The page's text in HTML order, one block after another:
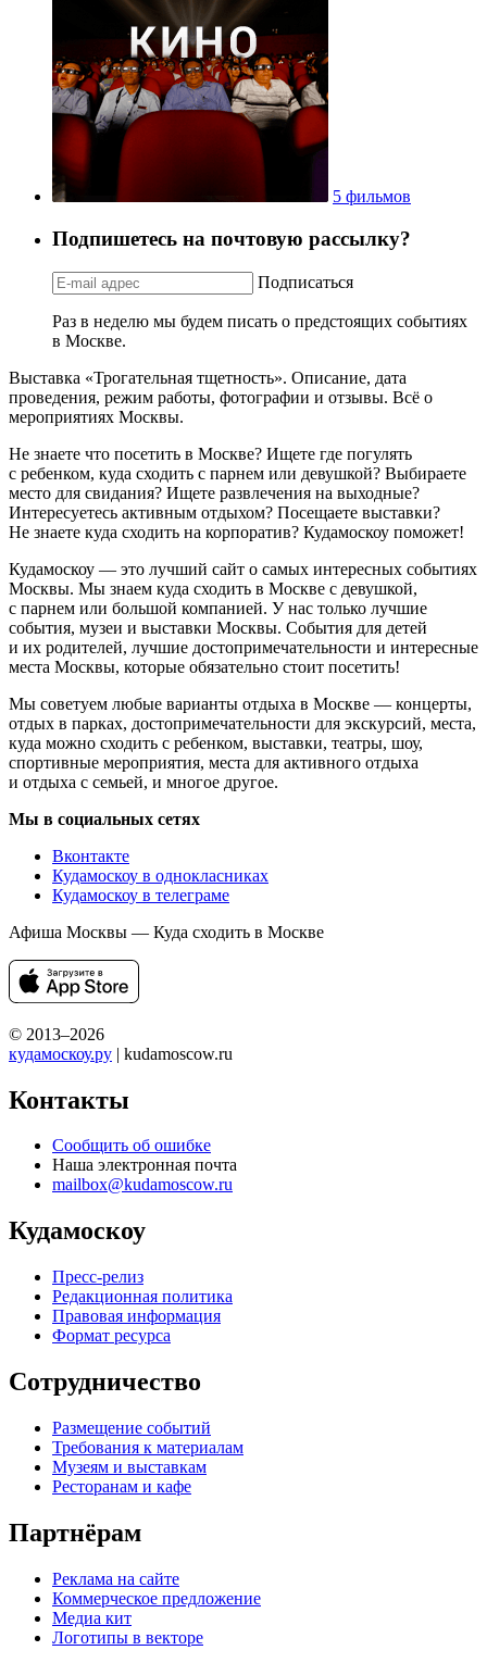
5 фильмов
Подпишетесь на почтовую рассылку?
Подписаться
Раз в неделю мы будем писать о предстоящих событиях
в Москве.
Выставка «Трогательная тщетность». Описание, дата
проведения, режим работы, фотографии и отзывы. Всё о
мероприятиях Москвы.
Не знаете что посетить в Москве? Ищете где погулять
с ребенком, куда сходить с парнем или девушкой? Выбираете
место для свидания? Ищете развлечения на выходные?
Интересуетесь активным отдыхом? Посещаете выставки?
Не знаете куда сходить на корпоратив? Кудамоскоу поможет!
Кудамоскоу — это лучший сайт о самых интересных событиях
Москвы. Мы знаем куда сходить в Москве с девушкой,
с парнем или большой компанией. У нас только лучшие
события, музеи и выставки Москвы. События для детей
и их родителей, лучшие достопримечательности и интересные
места Москвы, которые обязательно стоит посетить!
Мы советуем любые варианты отдыха в Москве — концерты,
отдых в парках, достопримечательности для экскурсий, места,
куда можно сходить с ребенком, выставки, театры, шоу,
спортивные мероприятия, места для активного отдыха
и отдыха с семьей, и многое другое.
Мы в социальных сетях
Вконтакте
Кудамоскоу в однокласниках
Кудамоскоу в телеграме
Афиша Москвы — Куда сходить в Москве
© 2013–2026
кудамоскоу.ру | kudamoscow.ru
Контакты
Сообщить об ошибке
Наша электронная почта
mailbox@kudamoscow.ru
Кудамоскоу
Пресс-релиз
Редакционная политика
Правовая информация
Формат ресурса
Сотрудничество
Размещение событий
Требования к материалам
Музеям и выставкам
Ресторанам и кафе
Партнёрам
Реклама на сайте
Коммерческое предложение
Медиа кит
Логотипы в векторе